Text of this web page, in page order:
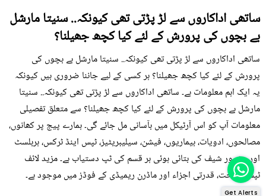
ساتھی اداکاروں سے لڑ پڑتی تھی کیونکہ.. سنیتا مارشل
بے بچوں کی پرورش کے لئے کیا کچھ جھیلنا؟
ساتھی اداکاروں سے لڑ پڑتی تھی کیونکہ.. سنیتا مارشل بے بچوں کی
پرورش کے لئے کیا کچھ جھیلنا؟ ہر کسی کے لیے جاننا ضروری ہیں کیونکہ
یہ ایک اہم معلومات ہے۔ ساتھی اداکاروں سے لڑ پڑتی تھی کیونکہ.. سنیتا
مارشل بے بچوں کی پرورش کے لئے کیا کچھ جھیلنا؟ سے متعلق تفصیلی
معلومات آپ کو اس آرٹیکل میں بآسانی مل جائے گی۔ ہمارے پیج پر کھانوں،
مصالحوں، ادویات، بیماریوں، فیشن، سیلیبریٹیز، ٹپس اینڈ ٹرکس، ہربلسٹ
اور مشہور شیف کی بتائی ہوئی ہر قسم کی ٹپ دستیاب ہے۔ مزید لائف
ٹپس، صحت، قدرتی اجزاء اور ماڈرن ریمیڈی کے فوڈز میں موجود ہے۔
Get Alerts